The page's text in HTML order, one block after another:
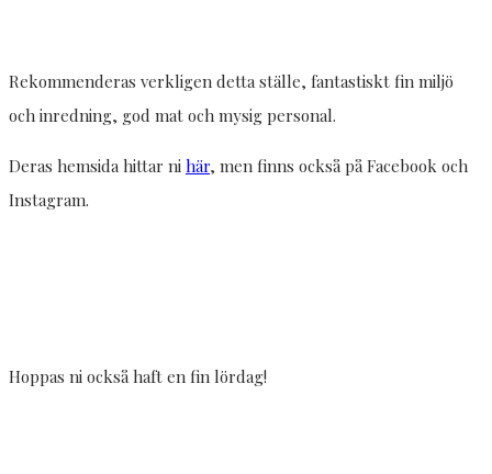
Rekommenderas verkligen detta ställe, fantastiskt fin miljö
och inredning, god mat och mysig personal.
Deras hemsida hittar ni här, men finns också på Facebook och
Instagram.
Hoppas ni också haft en fin lördag!